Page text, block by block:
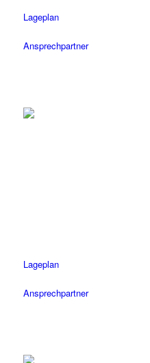
Lageplan
Ansprechpartner
Lageplan
Ansprechpartner